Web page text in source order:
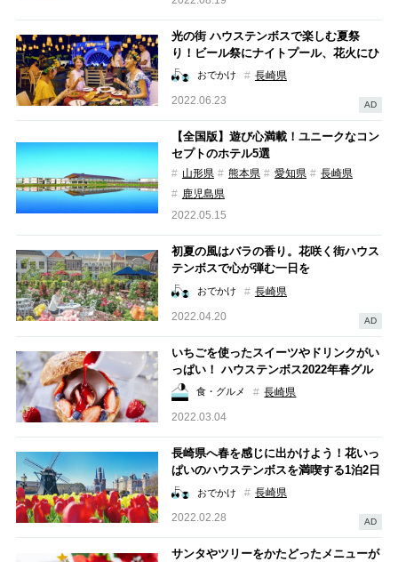
光の街 ハウステンボスで楽しむ夏祭
り！ビール祭にナイトプール、花火にひ
まわり…、この夏やりたいことが全部叶
っちゃう！
AD
おでかけ
長崎県
2022.06.23
【全国版】遊び心満載！ユニークなコン
セプトのホテル5選
山形県 熊本県 愛知県
長崎県
鹿児島県
2022.05.15
初夏の風はバラの香り。花咲く街ハウス
テンボスで心が弾む一日を
AD
おでかけ
長崎県
2022.04.20
いちごを使ったスイーツやドリンクがい
っぱい！ ハウステンボス2022年春グル
メ
食・グルメ
長崎県
2022.03.04
長崎県へ春を感じに出かけよう！花いっ
ぱいのハウステンボスを満喫する1泊2日
モデルプラン
AD
おでかけ
長崎県
2022.02.28
サンタやツリーをかたどったメニューが